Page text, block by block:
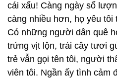
cái xấu! Càng ngày số
càng nhiều hơn, họ yêu tôi
Có những người dân quê
trứng vịt lộn, trái cây tươi
trẻ vẫn gọi tên tôi, người
viên tôi. Ngần ấy tình cảm